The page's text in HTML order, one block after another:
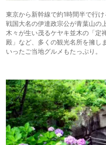
東京から新幹線で約1時間半で行
戦国大名の伊達政宗公が青葉山の
木々が生い茂るケヤキ並木の「定
殿」など、多くの観光名所を擁し
いったご当地グルメもたっぷり。